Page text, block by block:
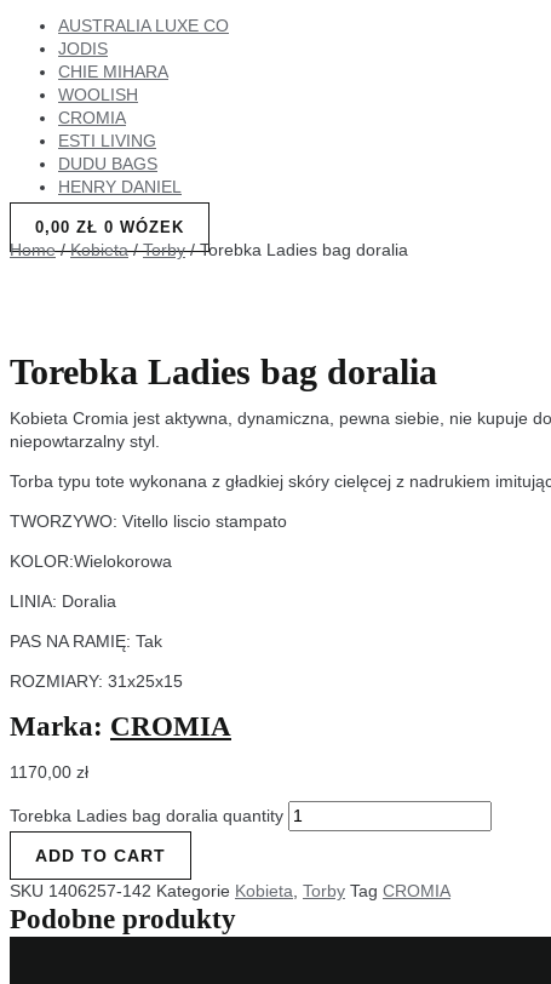
AUSTRALIA LUXE CO
JODIS
CHIE MIHARA
WOOLISH
CROMIA
ESTI LIVING
DUDU BAGS
HENRY DANIEL
0,00 ZŁ 0 WÓZEK
Home/Kobieta/Torby/ Torebka Ladies bag doralia
Torebka Ladies bag doralia
Kobieta Cromia jest aktywna, dynamiczna, pewna siebie, nie kupuje
niepowtarzalny styl.
Torba typu tote wykonana z gładkiej skóry cielęcej z nadrukiem
TWORZYWO: Vitello liscio stampato
KOLOR:Wielokorowa
LINIA: Doralia
PAS NA RAMIĘ: Tak
ROZMIARY: 31x25x15
Marka: CROMIA
1170,00 zł
Torebka Ladies bag doralia quantity
ADD TO CART
SKU 1406257-142 Kategorie Kobieta Torby Tag CROMIA
Podobne produkty